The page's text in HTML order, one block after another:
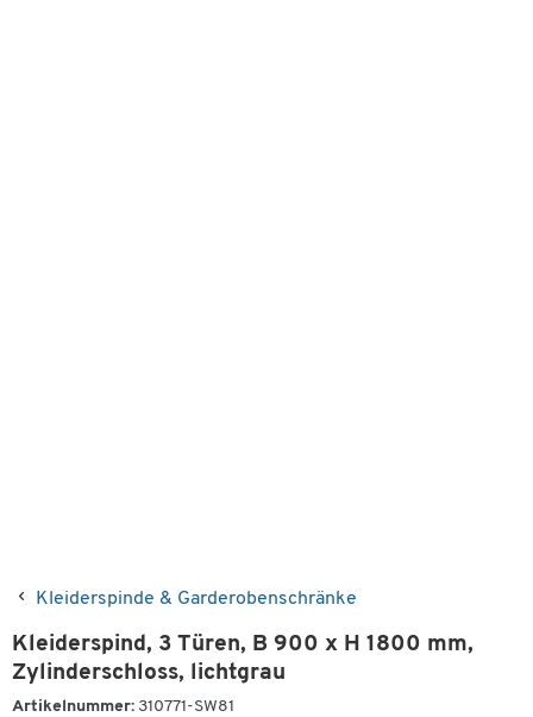
Kleiderspinde & Garderobenschränke
Kleiderspind, 3 Türen, B 900 x H 1800 mm,
Zylinderschloss, lichtgrau
Artikelnummer: 310771-SW81